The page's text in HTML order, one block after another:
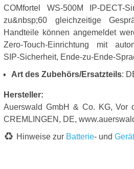
COMfortel WS-500M IP-DECT-
zu&nbsp;60 gleichzeitige
Handteile können angemeldet
Zero-Touch-Einrichtung mit
SIP-Sicherheit, Ende-zu-Ende-
Art des Zubehörs/Ersatzteils:
Hersteller:
Auerswald GmbH & Co. KG, Vor
CREMLINGEN, DE,
Hinweise zur Batterie- und